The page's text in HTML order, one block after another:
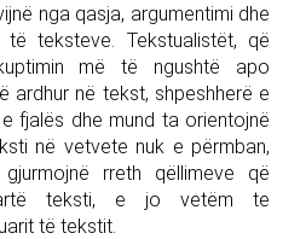
nga qasja, argumentimi dhe
teksteve. Tekstualistët, që
më të ngushtë apo
ardhur në tekst, shpeshherë e
fjalës dhe mund ta orientojnë
në vetvete nuk e përmban,
rreth qëllimeve që
teksti, e jo vetëm te
të tekstit.